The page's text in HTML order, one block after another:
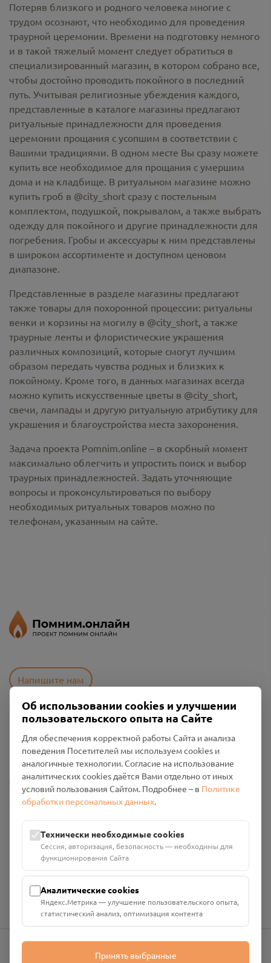
Потеряв близкого и родного человека многие с
трудом осознают, что необходимо для проведения
траурной церемонии. Времени на подготовку немного
и в такой тяжелый момент следует обратиться в
специализированный магазин, в котором собрано все,
чтобы достойно проводить покойного в последний
путь. Учитывая религиозные убеждения каждого,
представленные в каталоге магазины предлагают
ритуальные принадлежности для проведения
церемонии прощания с усопшим в соответствии с
Вашими традициями. В одном месте Вы сразу можете
купить все необходимое для прощания с умершим
дома и на кладбище. В ритуальном магазине можно
купить гроб в @city_short сразу с постельным
комплектом, подушкой, покрывалом, а также выбрать
одежду для покойного и другие принадлежности для
погребения. Гробы и аксессуары к ним представлены
в широком ассортименте и доступном ценовом
диапазоне.
Представленные в разделе магазины предлагают
также товары для похоронной процессии: ритуальны
венки и корзины на могилу в @city_short, а также
траурные ленты и флористические украшения
различных композиций, которые смогут лучшим
образом передать чувства родных и близких к
покойному. Кроме того, в данных магазинах всегда
можно купить искусственные цветы в @city_short,
свечи, лампады и другую ритуальную атрибутику для
украшения и благоустройства места захоронения.
Задача проекта Pomnim.online – в скорбный момент
максимально облегчить и упростить поиск и выбор
траурных принадлежностей. Задать уточняющие
вопросы и проконсультироваться по выбору
необходимых ритуальных товаров можно по
телефонам, указанным на сайте.
Напишите нам
Политика конфиденциальности
Промо-материалы
Настройки cookies
Общество с ограниченной ответственностью «Смоленский
Проект Помним»
ИНН: 6700029207 ОГРН: 1256700001986
Юридический адрес: 216790, Смоленская область, р-н
Руднянский, г. Рудня, улица Западная, д. 26А, пом. 18
Номер счёта: 40702810901130004287 в АО "АЛЬФА-БАНК"
Об использовании cookies и улучшении
пользовательского опыта на Сайте
Для обеспечения корректной работы Сайта и анализа
поведения Посетителей мы используем cookies и
аналогичные технологии. Согласие на использование
аналитических cookies даётся Вами отдельно от иных
условий пользования Сайтом. Подробнее – в Политике
обработки персональных данных.
Технически необходимые cookies
Сессия, авторизация, безопасность — необходимы для
функционирования Сайта
Аналитические cookies
Яндекс.Метрика — улучшение пользовательского опыта,
статистический анализ, оптимизация контента
Принять выбранные